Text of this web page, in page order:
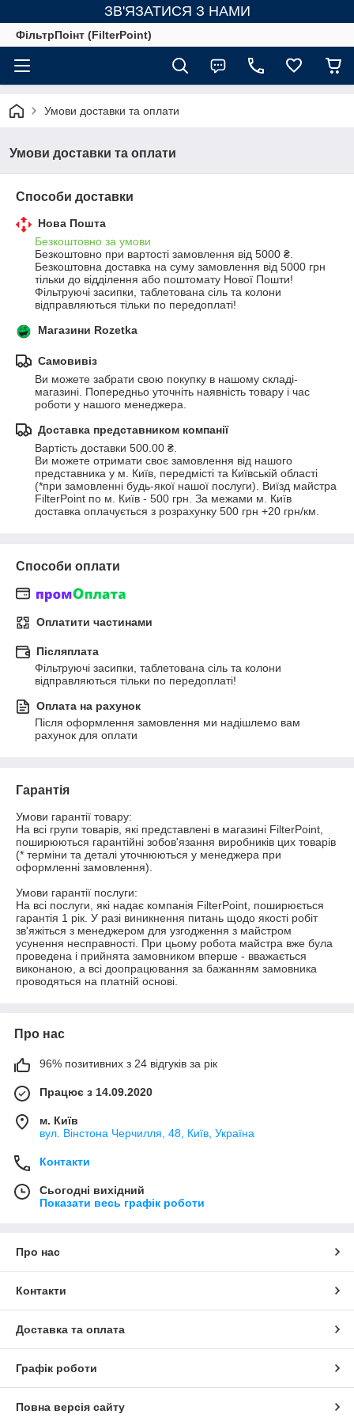
ЗВ'ЯЗАТИСЯ З НАМИ
ФільтрПоінт (FilterPoint)
Умови доставки та оплати
Умови доставки та оплати
Способи доставки
Нова Пошта
Безкоштовно за умови
Безкоштовно при вартості замовлення від 5000 ₴.
Безкоштовна доставка на суму замовлення від 5000 грн
тільки до відділення або поштомату Нової Пошти!
Фільтруючі засипки, таблетована сіль та колони
відправляються тільки по передоплаті!
Магазини Rozetka
Самовивіз
Ви можете забрати свою покупку в нашому складі-
магазині. Попередньо уточніть наявність товару і час
роботи у нашого менеджера.
Доставка представником компанії
Вартість доставки 500.00 ₴.
Ви можете отримати своє замовлення від нашого
представника у м. Київ, передмісті та Київській області
(*при замовленні будь-якої нашої послуги). Виїзд майстра
FilterPoint по м. Київ - 500 грн. За межами м. Київ
доставка оплачується з розрахунку 500 грн +20 грн/км.
Способи оплати
Оплатити частинами
Післяплата
Фільтруючі засипки, таблетована сіль та колони
відправляються тільки по передоплаті!
Оплата на рахунок
Після оформлення замовлення ми надішлемо вам
рахунок для оплати
Гарантія
Умови гарантії товару:
На всі групи товарів, які представлені в магазині FilterPoint,
поширюються гарантійні зобов'язання виробників цих товарів
(* терміни та деталі уточнюються у менеджера при
оформленні замовлення).
Умови гарантії послуги:
На всі послуги, які надає компанія FilterPoint, поширюється
гарантія 1 рік. У разі виникнення питань щодо якості робіт
зв'яжіться з менеджером для узгодження з майстром
усунення несправності. При цьому робота майстра вже була
проведена і прийнята замовником вперше - вважається
виконаною, а всі доопрацювання за бажанням замовника
проводяться на платній основі.
Про нас
96% позитивних з 24 відгуків за рік
Працює з 14.09.2020
м. Київ
вул. Вінстона Черчилля, 48, Київ, Україна
Контакти
Сьогодні вихідний
Показати весь графік роботи
Про нас
Контакти
Доставка та оплата
Графік роботи
Повна версія сайту